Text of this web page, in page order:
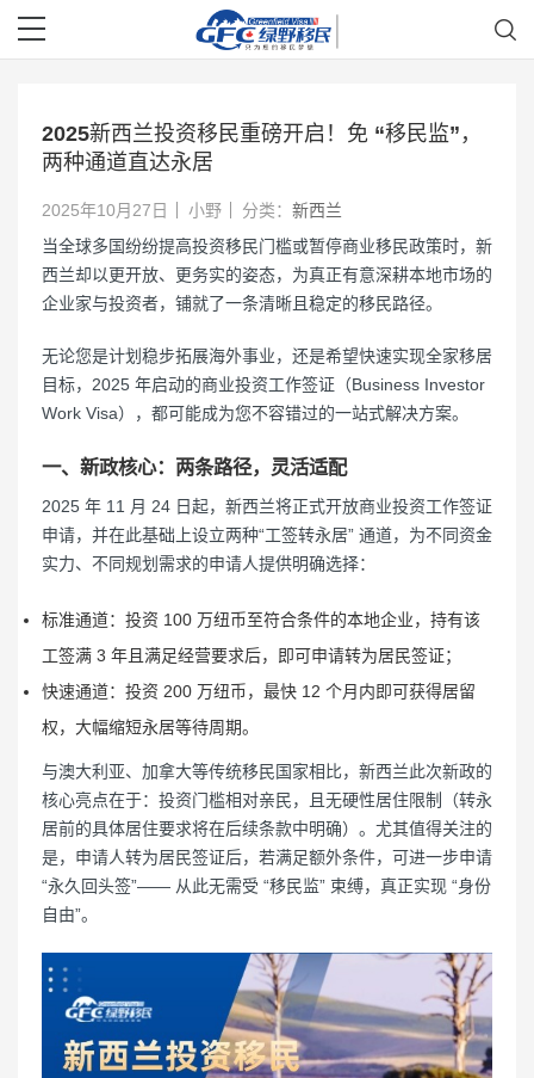
2025新西兰投资移民重磅开启！免 “移民监”，
两种通道直达永居
2025年10月27日 小野 分类： 新西兰
当全球多国纷纷提高投资移民门槛或暂停商业移民政策时，新
西兰却以更开放、更务实的姿态，为真正有意深耕本地市场的
企业家与投资者，铺就了一条清晰且稳定的移民路径。
无论您是计划稳步拓展海外事业，还是希望快速实现全家移居
目标，2025 年启动的商业投资工作签证（Business Investor
Work Visa），都可能成为您不容错过的一站式解决方案。
一、新政核心：两条路径，灵活适配
2025 年 11 月 24 日起，新西兰将正式开放商业投资工作签证
申请，并在此基础上设立两种“工签转永居” 通道，为不同资金
实力、不同规划需求的申请人提供明确选择：
标准通道：投资 100 万纽币至符合条件的本地企业，持有该
工签满 3 年且满足经营要求后，即可申请转为居民签证；
快速通道：投资 200 万纽币，最快 12 个月内即可获得居留
权，大幅缩短永居等待周期。
与澳大利亚、加拿大等传统移民国家相比，新西兰此次新政的
核心亮点在于：投资门槛相对亲民，且无硬性居住限制（转永
居前的具体居住要求将在后续条款中明确）。尤其值得关注的
是，申请人转为居民签证后，若满足额外条件，可进一步申请
“永久回头签”—— 从此无需受 “移民监” 束缚，真正实现 “身份
自由”。